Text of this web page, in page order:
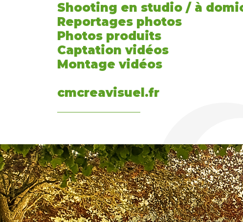
Shooting en studio / à
Reportages photos
Photos produits
Captation vidéos
Montage vidéos
cmcreavisuel.fr